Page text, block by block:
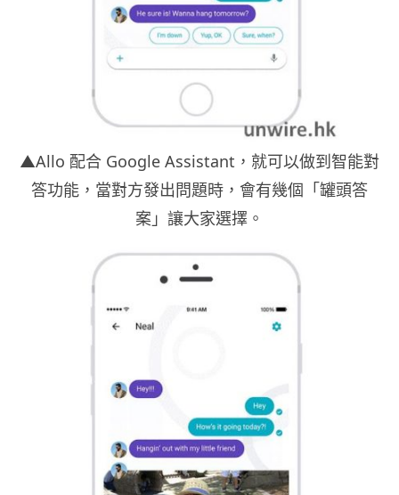
▲Allo 配合 Google Assistant，就可以做到智能對
答功能，當對方發出問題時，會有幾個「罐頭答
案」讓大家選擇。